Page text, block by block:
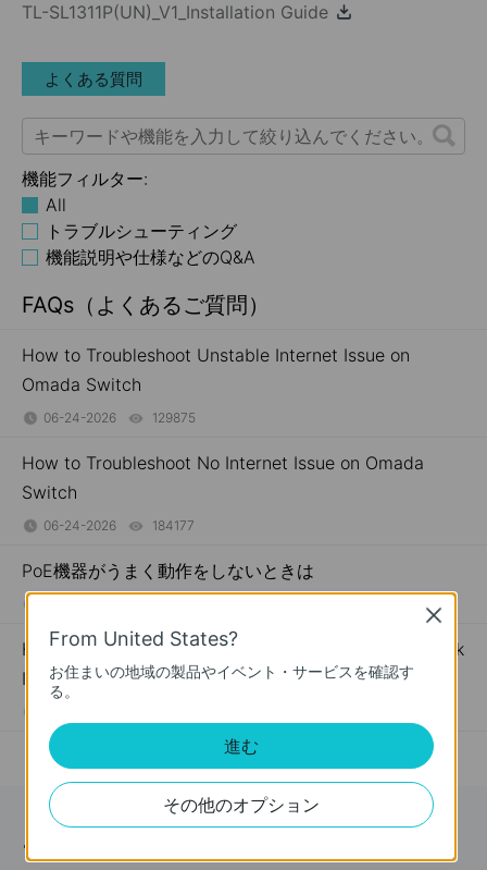
TL-SL1311P(UN)_V1_Installation Guide
よくある質問
機能フィルター:
All
トラブルシューティング
機能説明や仕様などのQ&A
FAQs（よくあるご質問）
How to Troubleshoot Unstable Internet Issue on
Omada Switch
06-24-2026 129875
How to Troubleshoot No Internet Issue on Omada
Switch
06-24-2026 184177
PoE機器がうまく動作をしないときは
How to Register a TP-Link Product Using Your TP-Link
ID
ニュース＆オファー
From United States?
お住まいの地域の製品やイベント・サービスを確認す
る。
進む
その他のオプション
Close